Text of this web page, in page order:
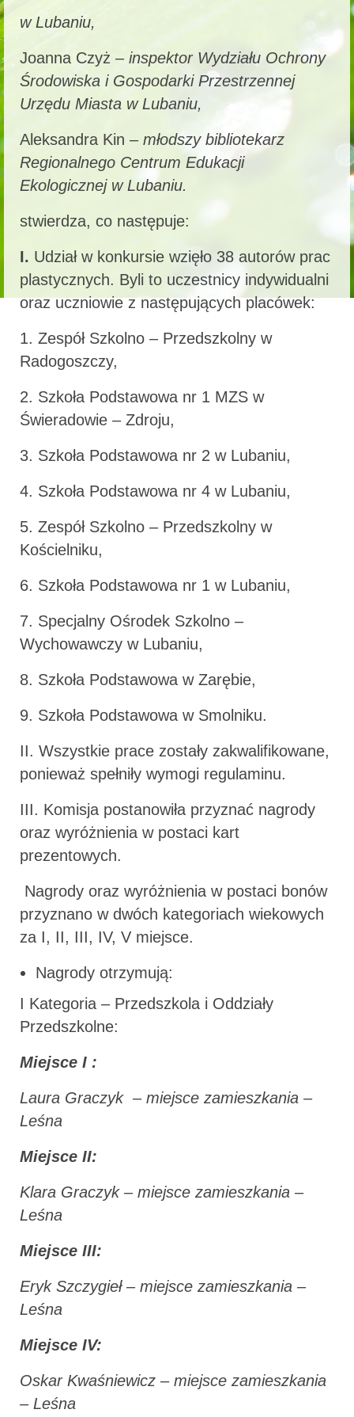
w Lubaniu,
Joanna Czyż – inspektor Wydziału Ochrony
Środowiska i Gospodarki Przestrzennej
Urzędu Miasta w Lubaniu,
Aleksandra Kin – młodszy bibliotekarz
Regionalnego Centrum Edukacji
Ekologicznej w Lubaniu.
stwierdza, co następuje:
I. Udział w konkursie wzięło 38 autorów prac
plastycznych. Byli to uczestnicy indywidualni
oraz uczniowie z następujących placówek:
1. Zespół Szkolno – Przedszkolny w
Radogoszczy,
2. Szkoła Podstawowa nr 1 MZS w
Świeradowie – Zdroju,
3. Szkoła Podstawowa nr 2 w Lubaniu,
4. Szkoła Podstawowa nr 4 w Lubaniu,
5. Zespół Szkolno – Przedszkolny w
Kościelniku,
6. Szkoła Podstawowa nr 1 w Lubaniu,
7. Specjalny Ośrodek Szkolno –
Wychowawczy w Lubaniu,
8. Szkoła Podstawowa w Zarębie,
9. Szkoła Podstawowa w Smolniku.
II. Wszystkie prace zostały zakwalifikowane,
ponieważ spełniły wymogi regulaminu.
III. Komisja postanowiła przyznać nagrody
oraz wyróżnienia w postaci kart
prezentowych.
Nagrody oraz wyróżnienia w postaci bonów
przyznano w dwóch kategoriach wiekowych
za I, II, III, IV, V miejsce.
Nagrody otrzymują:
I Kategoria – Przedszkola i Oddziały
Przedszkolne:
Miejsce I :
Laura Graczyk – miejsce zamieszkania –
Leśna
Miejsce II:
Klara Graczyk – miejsce zamieszkania –
Leśna
Miejsce III:
Eryk Szczygieł – miejsce zamieszkania –
Leśna
Miejsce IV:
Oskar Kwaśniewicz – miejsce zamieszkania
– Leśna